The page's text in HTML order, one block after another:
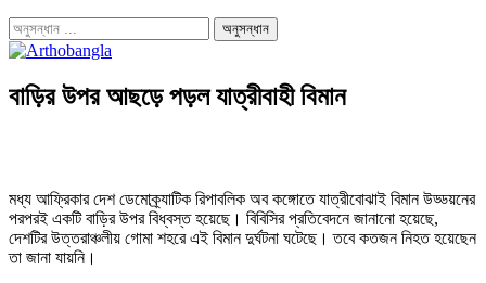
বাড়ির উপর আছড়ে পড়ল যাত্রীবাহী বিমান
মধ্য আফ্রিকার দেশ ডেমোক্র্যাটিক রিপাবলিক অব কঙ্গোতে যাত্রীবোঝাই বিমান উড্ডয়নের
পরপরই একটি বাড়ির উপর বিধ্বস্ত হয়েছে। বিবিসির প্রতিবেদনে জানানো হয়েছে,
দেশটির উত্তরাঞ্চলীয় গোমা শহরে এই বিমান দুর্ঘটনা ঘটেছে। তবে কতজন নিহত হয়েছেন
তা জানা যায়নি।